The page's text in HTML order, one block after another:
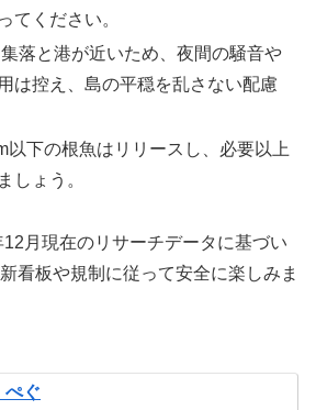
てください。
集落と港が近いため、夜間の騒音や
は控え、島の平穏を乱さない配慮
以下の根魚はリリースし、必要以上
しょう。
月現在のリサーチデータに基づい
看板や規制に従って安全に楽しみま
ぺぐ